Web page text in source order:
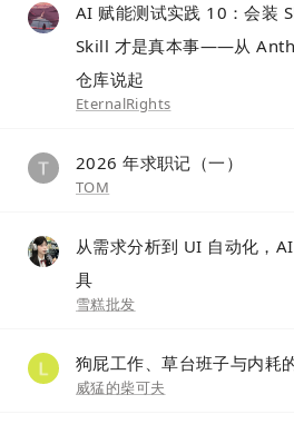
AI 赋能测试实践 10：会装
Skill 才是真本事——从
仓库说起
EternalRights
2026 年求职记（一）
TOM
从需求分析到 UI 自动化，
具
雪糕批发
狗屁工作、草台班子与内耗
威猛的柴可夫